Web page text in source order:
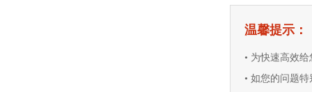
温馨提示：
• 为快速高效
• 如您的问题特